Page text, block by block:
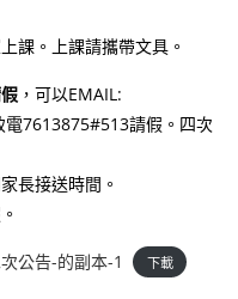
課。上課請攜帶文具。
，可以EMAIL:
7613875#513請假。四次
長接送時間。
公告-的副本-1 下載